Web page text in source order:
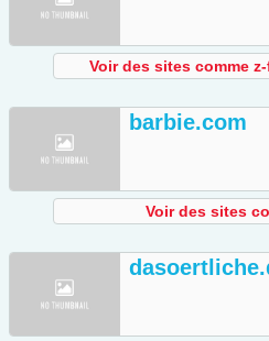
Voir des sites comme
barbie.com
Voir des sites